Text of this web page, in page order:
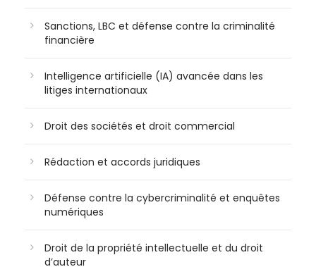
Sanctions, LBC et défense contre la criminalité
financière
Intelligence artificielle (IA) avancée dans les
litiges internationaux
Droit des sociétés et droit commercial
Rédaction et accords juridiques
Défense contre la cybercriminalité et enquêtes
numériques
Droit de la propriété intellectuelle et du droit
d’auteur